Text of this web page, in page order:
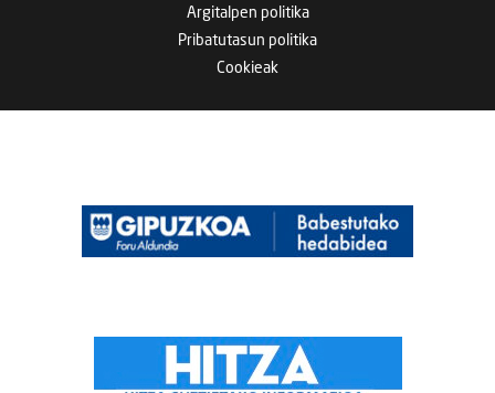
Argitalpen politika
Pribatutasun politika
Cookieak